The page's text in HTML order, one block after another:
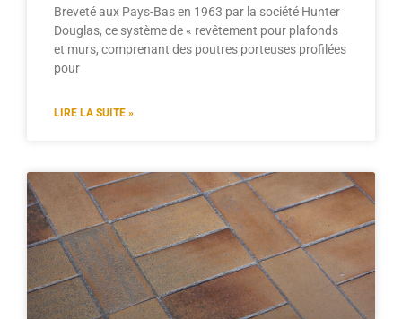
Breveté aux Pays-Bas en 1963 par la société Hunter
Douglas, ce système de « revêtement pour plafonds
et murs, comprenant des poutres porteuses profilées
pour
LIRE LA SUITE »